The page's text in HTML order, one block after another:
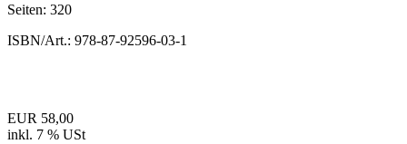
Seiten: 320
ISBN/Art.: 978-87-92596-03-1
EUR 58,00
inkl. 7 % USt